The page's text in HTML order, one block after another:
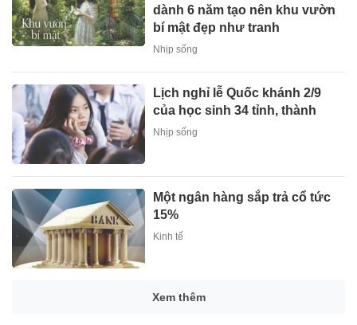
dành 6 năm tạo nên khu vườn
bí mật đẹp như tranh
Nhịp sống
Lịch nghỉ lễ Quốc khánh 2/9
của học sinh 34 tỉnh, thành
Nhịp sống
Một ngân hàng sắp trả cổ tức
15%
Kinh tế
Xem thêm